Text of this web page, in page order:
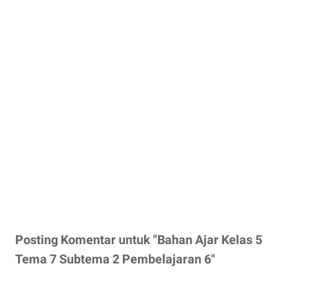
Posting Komentar untuk "Bahan Ajar Kelas 5
Tema 7 Subtema 2 Pembelajaran 6"